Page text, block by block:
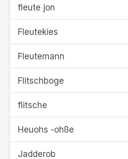
fleute jon
Fleutekies
Fleutemann
Flitschboge
flitsche
Heuohs -ohße
Jadderob